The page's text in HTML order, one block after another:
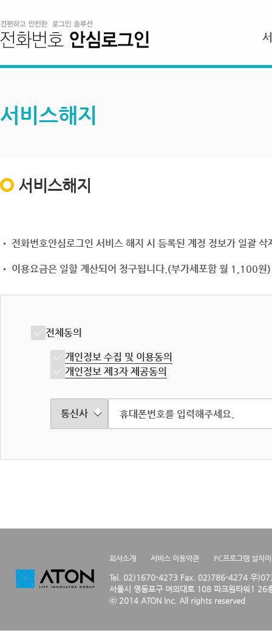
서비스해지
서비스해지
• 전화번호안심로그인 서비스 해지 시 등록된 계정 정보가 일괄
• 이용요금은 일할 계산되어 청구됩니다.(부가세포함 월 1,100원)
전체동의
개인정보 수집 및 이용동의
개인정보 제3자 제공동의
회사소개 서비스 이용약관 PC프로그램 설치
Tel. 02)1670-4273 Fax. 02)786-4274 우
서울시 영등포구 여의대로 108 파크원타워1 26
ⓒ 2014 ATON Inc. All rights reserved